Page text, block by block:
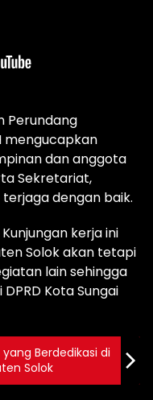
Perundang
mengucapkan
dan anggota
Sekretariat,
dengan baik.
kerja ini
Solok akan tetapi
lain sehingga
Kota Sungai
Berdedikasi di
Solok